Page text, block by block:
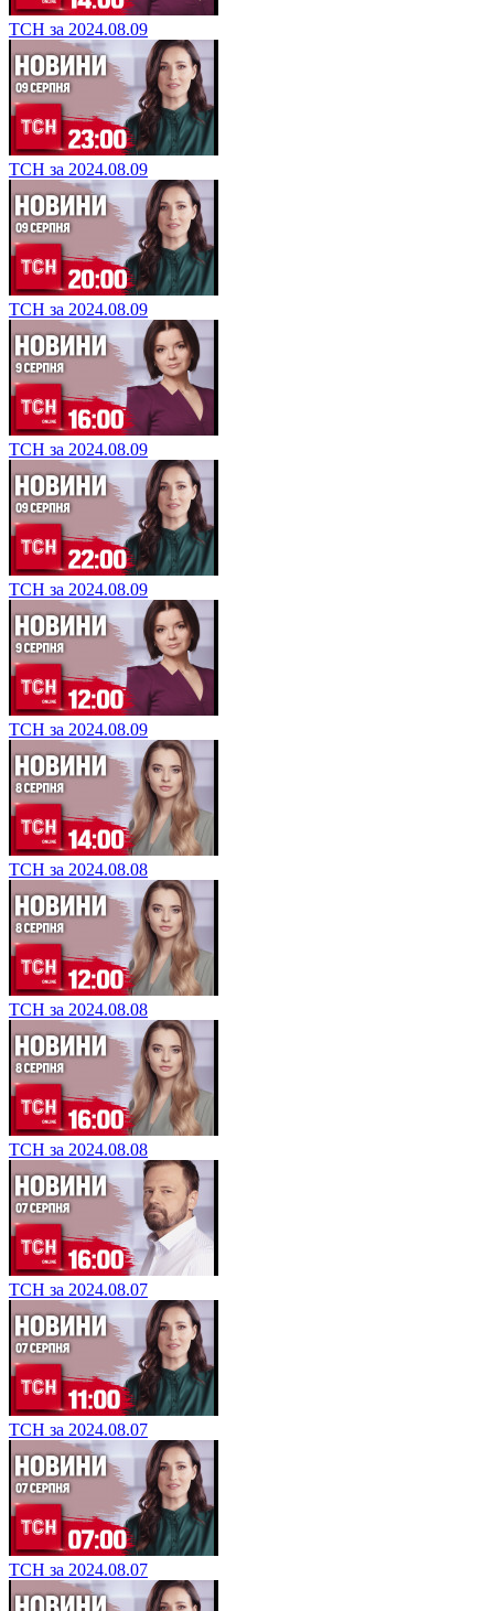
ТСН за 2024.08.09
ТСН за 2024.08.09
ТСН за 2024.08.09
ТСН за 2024.08.09
ТСН за 2024.08.09
ТСН за 2024.08.09
ТСН за 2024.08.08
ТСН за 2024.08.08
ТСН за 2024.08.08
ТСН за 2024.08.07
ТСН за 2024.08.07
ТСН за 2024.08.07